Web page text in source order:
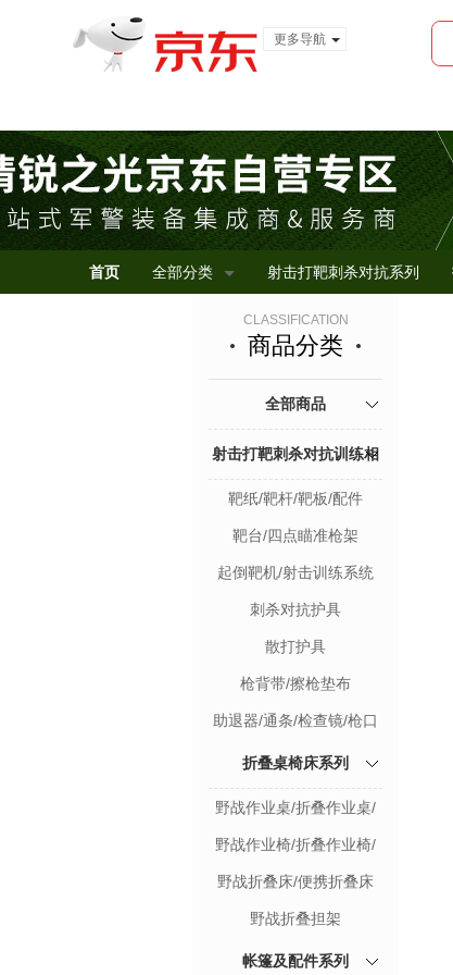
更多导航
首页 全部分类 射击打靶刺杀对抗系列
CLASSIFICATION
商品分类
全部商品
射击打靶刺杀对抗训练相
关系列
靶纸/靶杆/靶板/配件
靶台/四点瞄准枪架
起倒靶机/射击训练系统
刺杀对抗护具
散打护具
枪背带/擦枪垫布
助退器/通条/检查镜/枪口
折叠桌椅床系列
野战作业桌/折叠作业桌/
标图桌
野战作业椅/折叠作业椅/
多功能写字椅/马扎
野战折叠床/便携折叠床
野战折叠担架
帐篷及配件系列